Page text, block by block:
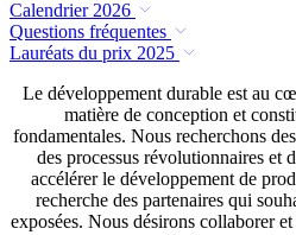
Calendrier 2026
Questions fréquentes
Lauréats du prix 2025
Le développement durable est au
matière de conception et
fondamentales. Nous recherchons
des processus révolutionnaires et
accélérer le développement de
recherche des partenaires qui
exposées. Nous désirons collaborer